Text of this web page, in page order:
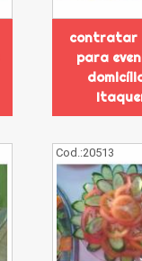
contratar
para
Cod.:20513